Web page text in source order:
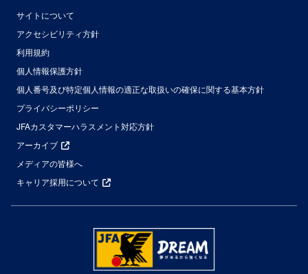
サイトについて
アクセシビリティ方針
利用規約
個人情報保護方針
個人番号及び特定個人情報の適正な取扱いの確保に関する基本方針
プライバシーポリシー
JFAカスタマーハラスメント対応方針
アーカイブ
メディアの皆様へ
キャリア採用について